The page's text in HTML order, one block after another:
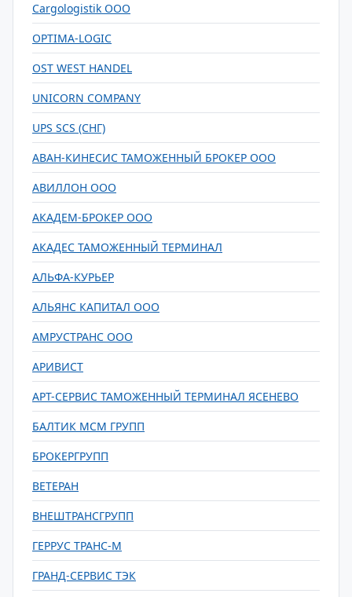
Cargologistik ООО
OPTIMA-LOGIC
OST WEST HANDEL
UNICORN COMPANY
UPS SCS (СНГ)
АВАН-КИНЕСИС ТАМОЖЕННЫЙ БРОКЕР ООО
АВИЛЛОН ООО
АКАДЕМ-БРОКЕР ООО
АКАДЕС ТАМОЖЕННЫЙ ТЕРМИНАЛ
АЛЬФА-КУРЬЕР
АЛЬЯНС КАПИТАЛ ООО
АМРУСТРАНС ООО
АРИВИСТ
АРТ-СЕРВИС ТАМОЖЕННЫЙ ТЕРМИНАЛ ЯСЕНЕВО
БАЛТИК МСМ ГРУПП
БРОКЕРГРУПП
ВЕТЕРАН
ВНЕШТРАНСГРУПП
ГЕРРУС ТРАНС-М
ГРАНД-СЕРВИС ТЭК